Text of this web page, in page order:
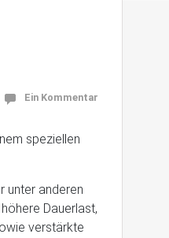
Ein Kommentar
speziellen
unter anderen
Dauerlast,
verstärkte